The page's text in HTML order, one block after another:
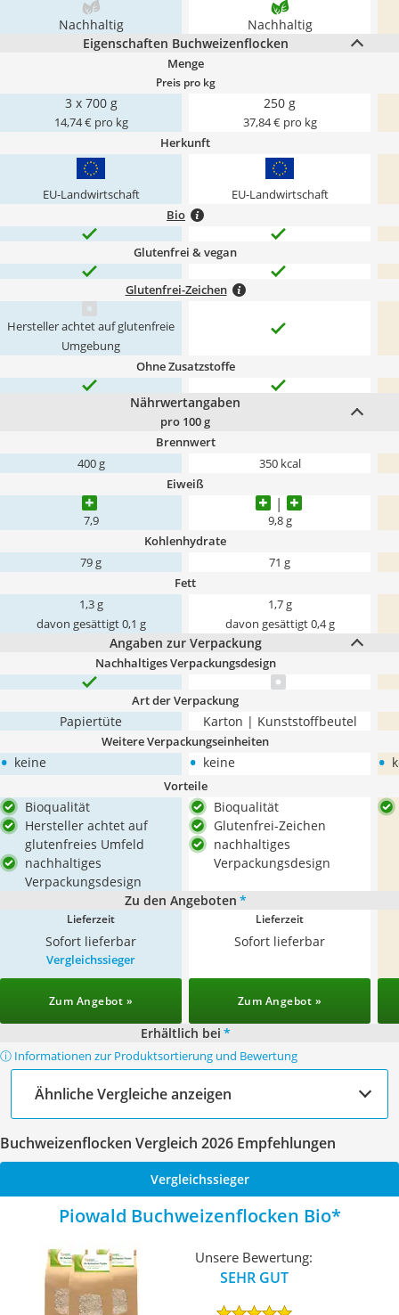
Nachhaltig
Nachhaltig
Eigenschaften Buchweizenflocken
Menge
Preis pro kg
3 x 700 g
14,74 € pro kg
250 g
37,84 € pro kg
Herkunft
EU-Landwirtschaft EU-Landwirtschaft
Bio
Glutenfrei & vegan
Glutenfrei-Zeichen
Hersteller achtet auf glutenfreie
Umgebung
Ohne Zusatzstoffe
Nährwertangaben
pro 100 g
Brennwert
400 g 350 kcal
Eiweiß
7,9 9,8 g
Kohlenhydrate
79 g 71 g
Fett
1,3 g
davon gesättigt 0,1 g
1,7 g
davon gesättigt 0,4 g
Angaben zur Verpackung
Nachhaltiges Verpackungsdesign
Art der Verpackung
Papiertüte Karton | Kunststoffbeutel
Weitere Verpackungseinheiten
• keine • keine •
Vorteile
Bioqualität
Hersteller achtet auf
glutenfreies Umfeld
nachhaltiges
Verpackungsdesign
Bioqualität
Glutenfrei-Zeichen
nachhaltiges
Verpackungsdesign
Zu den Angeboten *
Lieferzeit
Sofort lieferbar
Lieferzeit
Sofort lieferbar
Vergleichssieger
Zum Angebot » Zum Angebot »
Erhältlich bei *
ⓘ Informationen zur Produktsortierung und Bewertung
Ähnliche Vergleiche anzeigen
Buchweizenflocken Vergleich 2026 Empfehlungen
Vergleichssieger
Piowald Buchweizenflocken Bio
Unsere Bewertung:
SEHR GUT